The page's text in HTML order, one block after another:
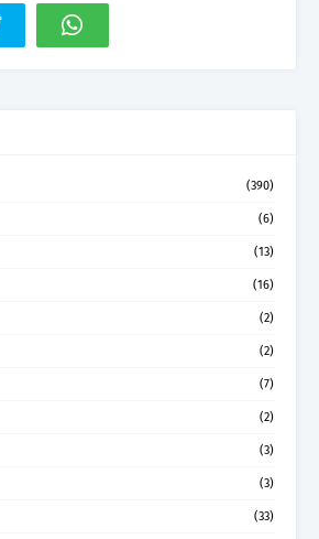
(390)
(6)
(13)
(16)
(2)
(2)
(7)
(2)
(3)
(3)
(33)